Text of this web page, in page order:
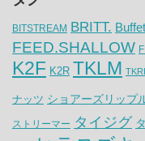
BITSTREAM BRITT. Buffet
FEED.SHALLOW
K2F K2R TKLM
ナッツ ショアーズリップ
ストリーマー タイジグ